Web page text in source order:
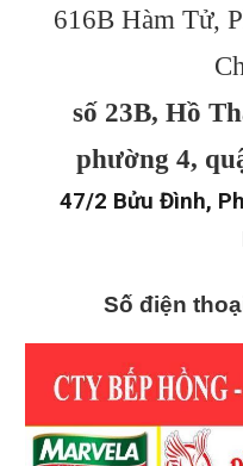
616B Hàm Tử,
số 23B, Hồ
phường 4,
47/2 Bửu Đình,
Số điện